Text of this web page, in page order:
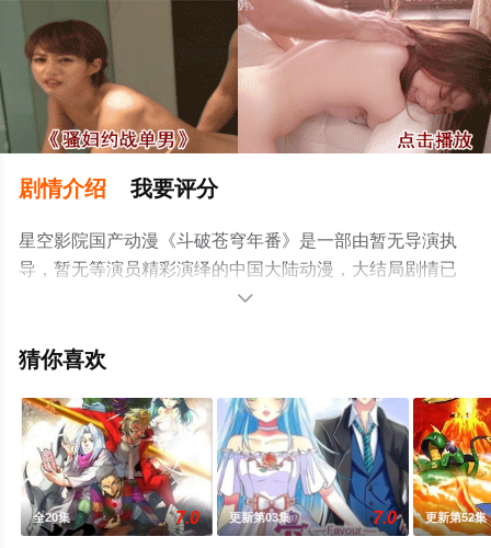
剧情介绍 我要评分
星空影院国产动漫《斗破苍穹年番》是一部由暂无导演执
导，暂无等演员精彩演绎的中国大陆动漫，大结局剧情已
揭晓（1-52全集），手机免费观看高清无删减完整版动漫
电视猫或剧情网等平台了解。

猜你喜欢
全20集 7.0 更新第03集 7.0 更新第52集